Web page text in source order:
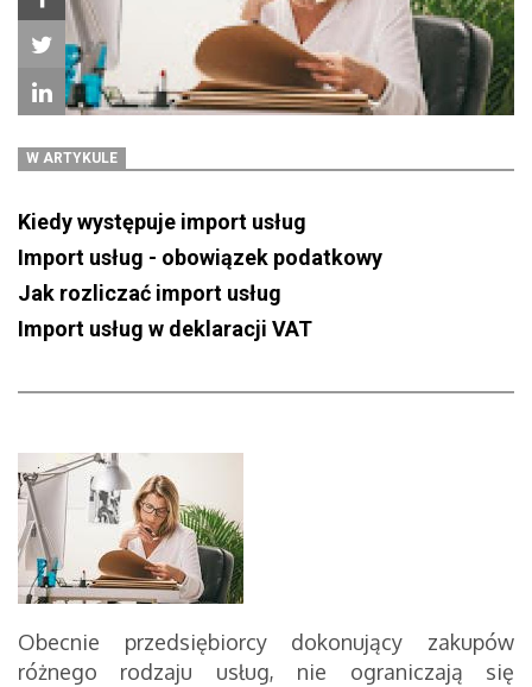
W ARTYKULE
Kiedy występuje import usług
Import usług - obowiązek podatkowy
Jak rozliczać import usług
Import usług w deklaracji VAT
Obecnie przedsiębiorcy dokonujący zakupów
różnego rodzaju usług, nie ograniczają się